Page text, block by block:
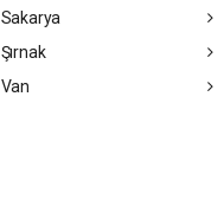
Sakarya
Şırnak
Van